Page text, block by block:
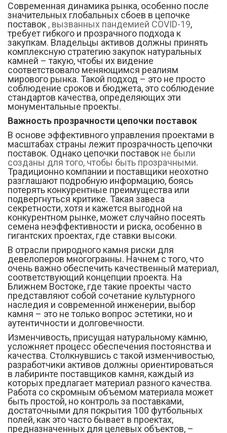
Современная динамика рынка, особенно после
значительных глобальных сбоев в цепочке
поставок , вызванных пандемией COVID-19,
требует гибкого и прозрачного подхода к
закупкам. Владельцы активов должны принять
комплексную стратегию закупок натуральных
камней – такую, чтобы их видение
соответствовало меняющимся реалиям
мирового рынка. Такой подход – это не просто
соблюдение сроков и бюджета, это соблюдение
стандартов качества, определяющих эти
монументальные проекты.
Важность прозрачности цепочки поставок
В основе эффективного управления проектами в
масштабах страны лежит прозрачность цепочки
поставок. Однако цепочки поставок не были
созданы для того, чтобы быть прозрачными.
Традиционно компании и поставщики неохотно
разглашают подробную информацию, боясь
потерять конкурентные преимущества или
подвергнуться критике. Такая завеса
секретности, хотя и кажется выгодной на
конкурентном рынке, может случайно посеять
семена неэффективности и риска, особенно в
гигантских проектах, где ставки высоки.
В отрасли природного камня риски для
девелоперов многогранны. Начнем с того, что
очень важно обеспечить качественный материал,
соответствующий концепции проекта. На
Ближнем Востоке, где такие проекты часто
представляют собой сочетание культурного
наследия и современной инженерии, выбор
камня – это не только вопрос эстетики, но и
аутентичности и долговечности.
Изменчивость, присущая натуральному камню,
усложняет процесс обеспечения постоянства и
качества. Столкнувшись с такой изменчивостью,
разработчики активов должны ориентироваться
в лабиринте поставщиков камня, каждый из
которых предлагает материал разного качества.
Работа со скромным объемом материала может
быть простой, но контроль за поставками,
достаточными для покрытия 100 футбольных
полей, как это часто бывает в проектах,
предназначенных для целевых объектов, –